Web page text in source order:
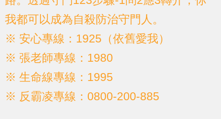
我都可以成為自殺防治守門人。
※ 安心專線：1925（依舊愛我）
※ 張老師專線：1980
※ 生命線專線：1995
※ 反霸凌專線：0800-200-885